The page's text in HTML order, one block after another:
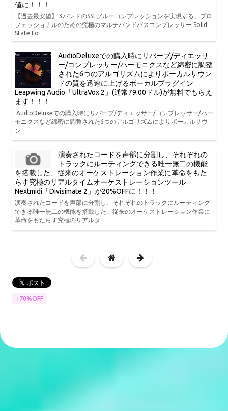
値に！！！
【過去最安値】 3バンドのSSLグルーコンプレッションを実現する、プロ
フェッショナルのための究極のマルチバンドバスコンプレッサー Solid
State Lo
AudioDeluxeでの購入時にリバーブ/ディエッサ
ー/コンプレッサー/ハーモニクスなど綿密に調整
された6つのアルゴリズムによりボーカルサウン
ドの質を迅速に上げるボーカルプラグイン
Leapwing Audio「UltraVox 2」(通常79.00ドル)が無料でもらえ
ます！！！
AudioDeluxeでの購入時にリバーブ/ディエッサー/コンプレッサー/ハー
モニクスなど綿密に調整された6つのアルゴリズムによりボーカルサウ
ン
演奏されたコードを声部に分割し、それぞれの
トラックにルーティングできる唯一無二の機能
を搭載した、従来のオーケストレーション作業に革命をもた
らす究極のリアルタイムオーケストレーションツール
Nextmidi「Divisimate 2」が20%OFFに！！！
演奏されたコードを声部に分割し、それぞれのトラックにルーティング
できる唯一無二の機能を搭載した、従来のオーケストレーション作業に
革命をもたらす究極のリアルタ
↑70%OFF